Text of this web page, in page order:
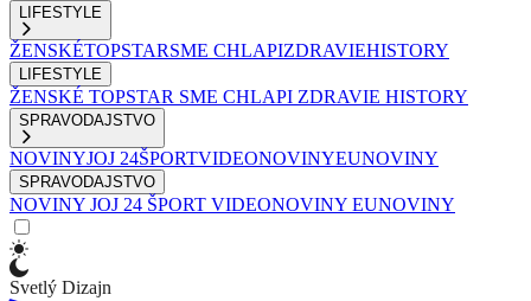
LIFESTYLE
ŽENSKÉTOPSTARSME CHLAPIZDRAVIEHISTORY
LIFESTYLE
ŽENSKÉ TOPSTAR SME CHLAPI ZDRAVIE HISTORY
SPRAVODAJSTVO
NOVINYJOJ 24ŠPORTVIDEONOVINYEUNOVINY
SPRAVODAJSTVO
NOVINY JOJ 24 ŠPORT VIDEONOVINY EUNOVINY
Svetlý Dizajn